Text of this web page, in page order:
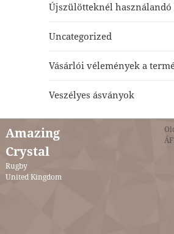
Újszülötteknél
Uncategorized
Vásárlói vélemények a
Veszélyes ásványok
Amazing
Crystal
Rugby
United Kingdom